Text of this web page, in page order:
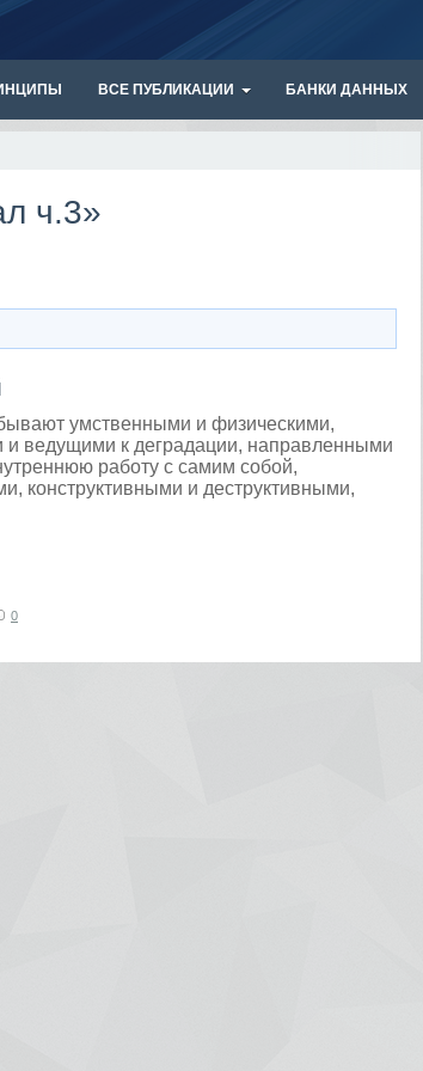
ВСЕ ПУБЛИКАЦИИ БАНКИ ДАННЫХ
ч.3»
умственными и физическими,
ведущими к деградации, направленными
работу с самим собой,
конструктивными и деструктивными,
0